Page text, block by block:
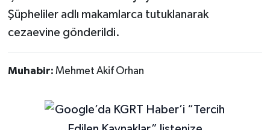
Şüpheliler adlı makamlarca tutuklanarak
cezaevine gönderildi.
Muhabir: Mehmet Akif Orhan